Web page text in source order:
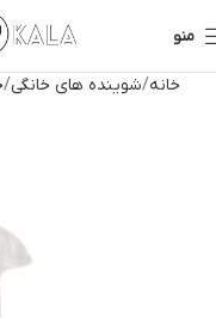
منو
خانه شوینده های خانگی